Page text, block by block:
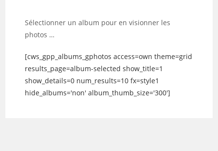
Sélectionner un album pour en visionner les
photos …
[cws_gpp_albums_gphotos access=own theme=grid
results_page=album-selected show_title=1
show_details=0 num_results=10 fx=style1
hide_albums='non' album_thumb_size='300']